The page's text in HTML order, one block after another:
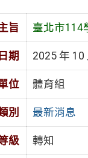
旨 臺北市114
期 2025 年 10
位 體育組
別 最新消息
級 轉知